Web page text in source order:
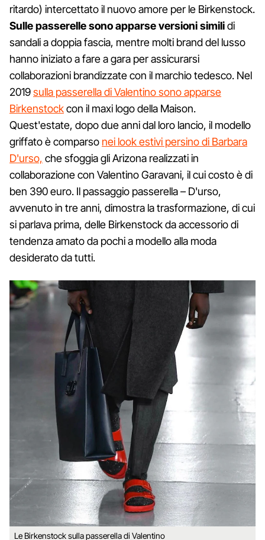
ritardo) intercettato il nuovo amore per le Birkenstock.
Sulle passerelle sono apparse versioni similidi
sandali a doppia fascia, mentre molti brand del lusso
hanno iniziato a fare a gara per assicurarsi
collaborazioni brandizzate con il marchio tedesco. Nel
2019sulla passerella di Valentino sono apparse
Birkenstockcon il maxi logo della Maison.
Quest'estate, dopo due anni dal loro lancio, il modello
griffato è comparso nei look estivi persino di Barbara
D'urso, che sfoggia gli Arizona realizzati in
collaborazione con Valentino Garavani, il cui costo è di
ben 390 euro. Il passaggio passerella – D'urso,
avvenuto in tre anni, dimostra la trasformazione, di cui
si parlava prima, delle Birkenstock da accessorio di
tendenza amato da pochi a modello alla moda
desiderato da tutti.
Le Birkenstock sulla passerella di Valentino